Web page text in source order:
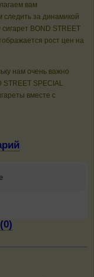
вам
за динамикой
BOND STREET
рост цен на
нам очень важно
SPECIAL
вместе с